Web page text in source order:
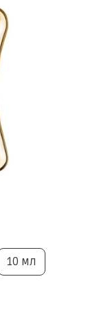
10 мл